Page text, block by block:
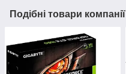
Подібні товари компанії